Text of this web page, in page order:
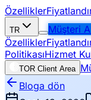
Özellikler
TR Müşteri
Özellikler
PolitikasıHizmet
TOR Client Area
Bloga dön